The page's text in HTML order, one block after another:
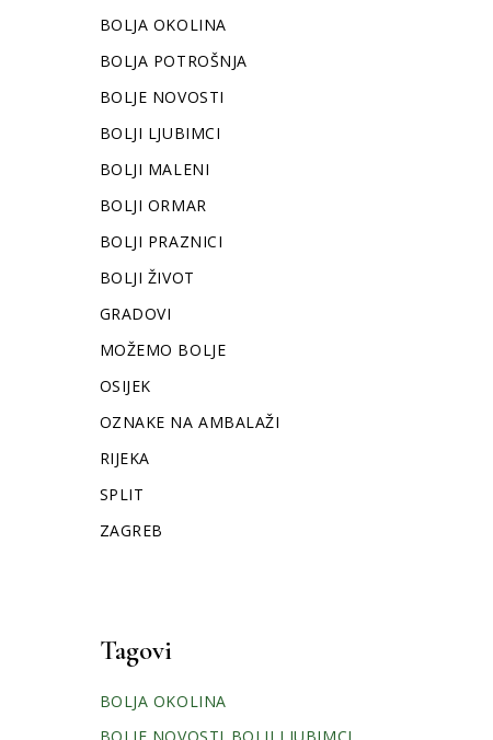
BOLJA OKOLINA
BOLJA POTROŠNJA
BOLJE NOVOSTI
BOLJI LJUBIMCI
BOLJI MALENI
BOLJI ORMAR
BOLJI PRAZNICI
BOLJI ŽIVOT
GRADOVI
MOŽEMO BOLJE
OSIJEK
OZNAKE NA AMBALAŽI
RIJEKA
SPLIT
ZAGREB
Tagovi
BOLJA OKOLINA
BOLJE NOVOSTI BOLJI LJUBIMCI